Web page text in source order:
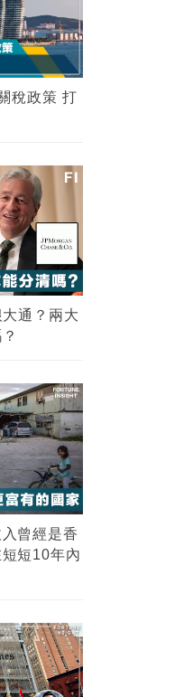
稅政策 打
大通？兩大
曾經是香
短10年內